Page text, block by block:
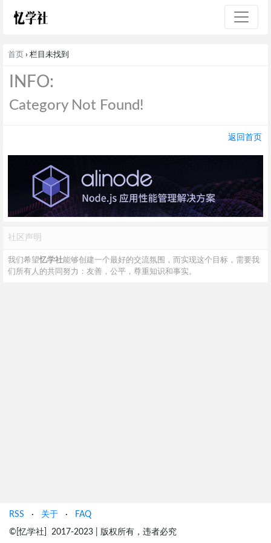
首页 › 栏目未找到
INFO:
Category Not Found!
返回首页
社区声明
我们希望忆学社能够创建一个最好的交流氛围，而实现这个目标，需要我
们所有人的共同努力：友善，公平，尊重知识和事实。
RSS · 关于 ·
FAQ
©[忆学社] 2017-2023 | 版权所有，违者必究